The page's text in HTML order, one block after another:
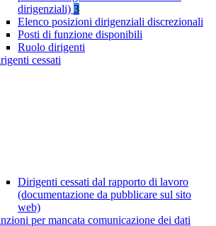
dirigenziali) 3
Elenco posizioni dirigenziali discrezionali
Posti di funzione disponibili
Ruolo dirigenti
cessati
Dirigenti cessati dal rapporto di lavoro
(documentazione da pubblicare sul sito
web)
per mancata comunicazione dei dati